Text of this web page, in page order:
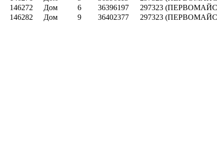
146272
Дом 6 36396197
297323
146282
Дом 9 36402377 297323